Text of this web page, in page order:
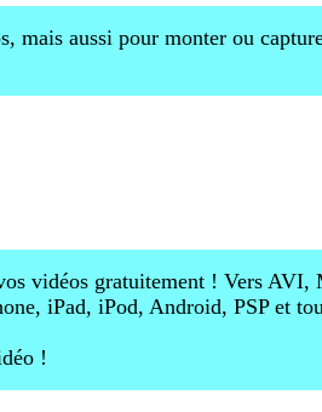
mais aussi pour monter ou
vidéos gratuitement ! Vers AVI,
iPad, iPod, Android, PSP et
!